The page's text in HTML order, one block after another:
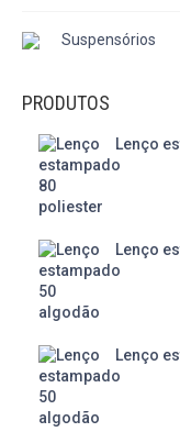
Suspensórios
PRODUTOS
Lenço
Lenço
Lenço